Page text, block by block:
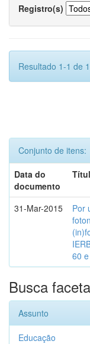
Registro(s)
Resultado 1-1 de
Conjunto de itens:
Data do
documento
31-Mar-2015
Por
60
Busca
Assunto
Educação